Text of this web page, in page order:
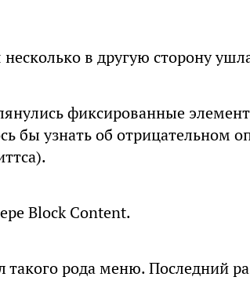
в другую сторону
фиксированные
бы узнать об
Block Content.
такого рода меню. Последний